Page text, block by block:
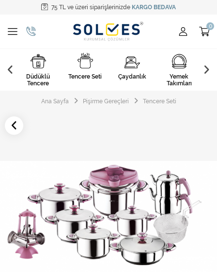
75 TL ve üzeri siparişlerinizde KARGO BEDAVA
Tüm Kategoriler
Pişirme Gereçleri
Yemek Takımları
Kahvaltı Takımları
Çatal Kaşık Bıçak
Cam Ürünler
Mutfak Aksesuarları
Düdüklü
Tencere
Tencere Seti Çaydanlık
Yemek
Takımları
Ana Sayfa Pişirme Gereçleri Tencere Seti